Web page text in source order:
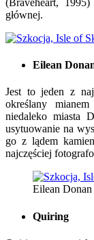
głównej.
Eilean
Jest to jeden z
określany
niedaleko miasta
usytuowanie na
go z lądem
najczęściej
Eilean Donan
Quiring